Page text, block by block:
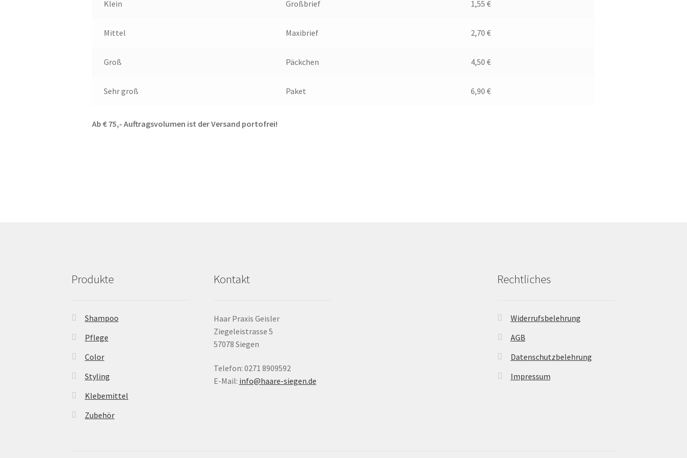
Klein Großbrief 1,55 €
Mittel Maxibrief 2,70 €
Groß Päckchen 4,50 €
Sehr groß Paket 6,90 €
Ab € 75,- Auftragsvolumen ist der Versand portofrei!
Produkte
Shampoo
Pflege
Color
Styling
Klebemittel
Zubehör
Kontakt
Haar Praxis Geisler
Ziegeleistrasse 5
57078 Siegen
Telefon: 0271 8909592
E-Mail: info@haare-siegen.de
Rechtliches
Widerrufsbelehrung
AGB
Datenschutzbelehrung
Impressum